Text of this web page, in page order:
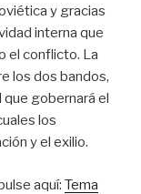
y gracias
interna que
el conflicto. La
los dos bandos,
gobernará el
los
y el exilio.
aquí: Tema